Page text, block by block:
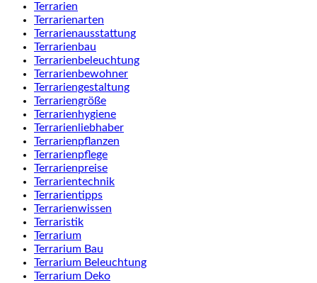
Terrarien
Terrarienarten
Terrarienausstattung
Terrarienbau
Terrarienbeleuchtung
Terrarienbewohner
Terrariengestaltung
Terrariengröße
Terrarienhygiene
Terrarienliebhaber
Terrarienpflanzen
Terrarienpflege
Terrarienpreise
Terrarientechnik
Terrarientipps
Terrarienwissen
Terraristik
Terrarium
Terrarium Bau
Terrarium Beleuchtung
Terrarium Deko